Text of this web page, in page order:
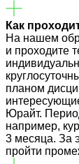
Как
На нашем
и проходите
планом
Юрайт.
например,
3 месяца. За
пройти